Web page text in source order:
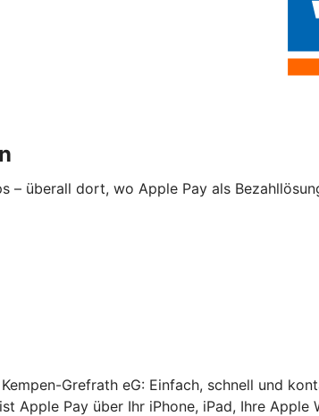
– überall dort, wo Apple Pay als
Grefrath eG: Einfach, schnell und
Apple Pay über Ihr iPhone, iPad, Ihre